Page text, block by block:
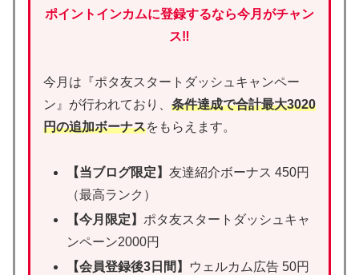
ポイントインカムに登録するなら今月がチャン
ス‼
今月は『ポタ友スタートダッシュキャンペー
ン』が行われており、 条件達成で合計最大3020
円の追加ボーナスをもらえます。
【当ブログ限定】友達紹介ボーナス 450円
（最高ランク）
【今月限定】 ポタ友スタートダッシュキャ
ンペーン2000円
【会員登録後3日間】
ウェルカム広告 50円